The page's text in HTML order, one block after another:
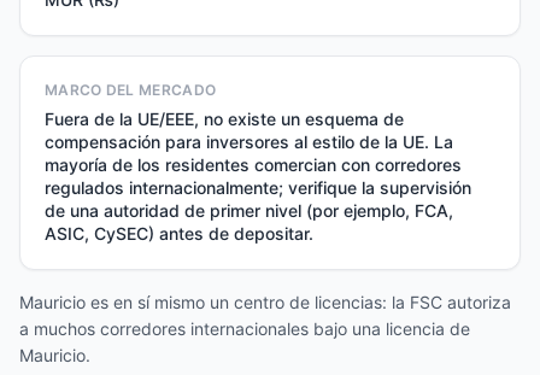
MARCO DEL MERCADO
Fuera de la UE/EEE, no existe un esquema de
compensación para inversores al estilo de la UE. La
mayoría de los residentes comercian con corredores
regulados internacionalmente; verifique la supervisión
de una autoridad de primer nivel (por ejemplo, FCA,
ASIC, CySEC) antes de depositar.
Mauricio es en sí mismo un centro de licencias: la FSC autoriza
a muchos corredores internacionales bajo una licencia de
Mauricio.